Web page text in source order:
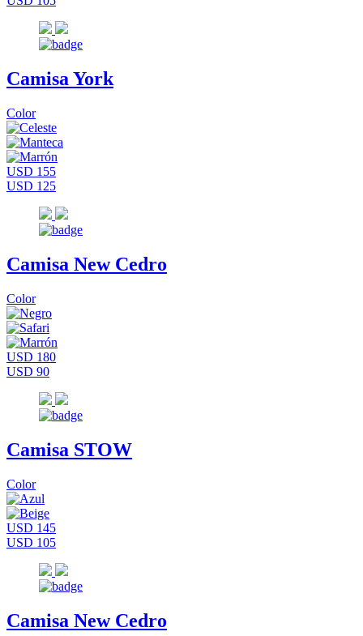
Camisa York
Color
USD 155
USD 125
Camisa New Cedro
Color
USD 180
USD 90
Camisa STOW
Color
USD 145
USD 105
Camisa New Cedro